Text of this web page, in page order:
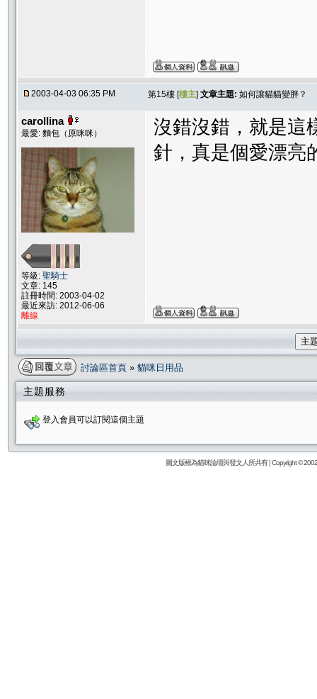
2003-04-03 06:35 PM 第15樓 [樓主] 文章主題: 如何讓貓貓變胖？
carollina
最愛: 麵包（原咪咪）
等級: 聖騎士
文章: 145
註冊時間: 2003-04-02
最近來訪: 2012-06-06
離線
沒錯沒錯，就是這
針，真是個愛漂亮
主
討論區首頁 » 貓咪日用品
主題服務
登入會員可以訂閱這個主題
圖文版權為貓咪論壇與發文人所共有 | Copyright ©